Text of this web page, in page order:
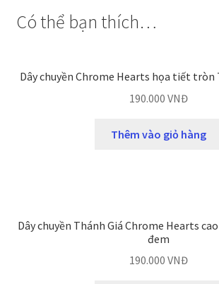
Có thể bạn thích…
Dây chuyền Chrome Hearts họa tiết
190.000 VNĐ
Thêm vào giỏ hàng
Dây chuyền Thánh Giá Chrome Hearts
đem
190.000 VNĐ